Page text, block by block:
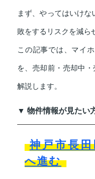
まず、やってはいけ
敗をするリスクを減ら
この記事では、マイ
を、売却前・売却中
解説します。
▼ 物件情報が見たい
神戸市長
へ進む